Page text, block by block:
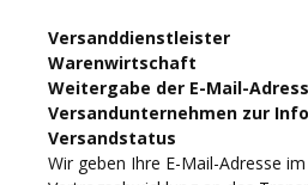
Versanddienstleister
Warenwirtschaft
Weitergabe der E-Mail-
Versandunternehmen zur
Versandstatus
Wir geben Ihre E-Mail-Adresse